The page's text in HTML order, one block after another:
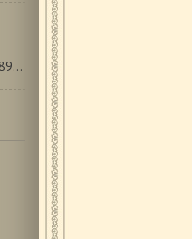
Հունվարի 4/17 (1890-1964թթ.) 1964թ. հունվարի…